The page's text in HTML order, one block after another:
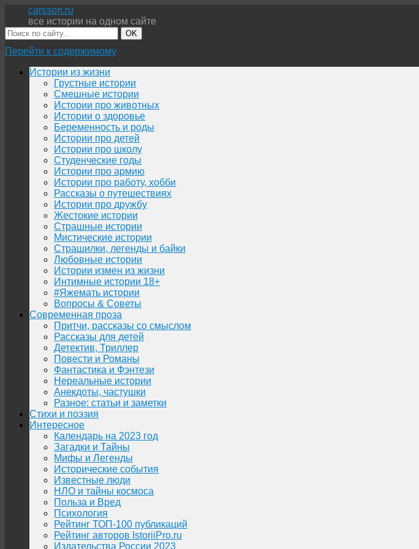
carsson.ru
все истории на одном сайте
OK
Перейти к содержимому
Истории из жизни
Грустные истории
Смешные истории
Истории про животных
Истории о здоровье
Беременность и роды
Истории про детей
Истории про школу
Студенческие годы
Истории про армию
Истории про работу, хобби
Рассказы о путешествиях
Истории про дружбу
Жестокие истории
Страшные истории
Мистические истории
Страшилки, легенды и байки
Любовные истории
Истории измен из жизни
Интимные истории 18+
#Яжемать истории
Вопросы & Советы
Современная проза
Притчи, рассказы со смыслом
Рассказы для детей
Детектив, Триллер
Повести и Романы
Фантастика и Фэнтези
Нереальные истории
Анекдоты, частушки
Разное: статьи и заметки
Стихи и поэзия
Интересное
Календарь на 2023 год
Загадки и Тайны
Мифы и Легенды
Исторические события
Известные люди
НЛО и тайны космоса
Польза и Вред
Психология
Рейтинг ТОП-100 публикаций
Рейтинг авторов IstoriiPro.ru
Издательства России 2023